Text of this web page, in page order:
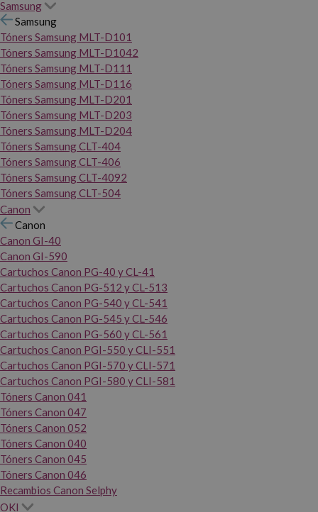
Samsung
Samsung
Tóners Samsung MLT-D101
Tóners Samsung MLT-D1042
Tóners Samsung MLT-D111
Tóners Samsung MLT-D116
Tóners Samsung MLT-D201
Tóners Samsung MLT-D203
Tóners Samsung MLT-D204
Tóners Samsung CLT-404
Tóners Samsung CLT-406
Tóners Samsung CLT-4092
Tóners Samsung CLT-504
Canon
Canon
Canon GI-40
Canon GI-590
Cartuchos Canon PG-40 y CL-41
Cartuchos Canon PG-512 y CL-513
Cartuchos Canon PG-540 y CL-541
Cartuchos Canon PG-545 y CL-546
Cartuchos Canon PG-560 y CL-561
Cartuchos Canon PGI-550 y CLI-551
Cartuchos Canon PGI-570 y CLI-571
Cartuchos Canon PGI-580 y CLI-581
Tóners Canon 041
Tóners Canon 047
Tóners Canon 052
Tóners Canon 040
Tóners Canon 045
Tóners Canon 046
Recambios Canon Selphy
OKI